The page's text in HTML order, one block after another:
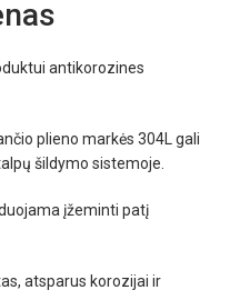
antikorozines
plieno markės 304L gali
šildymo sistemoje.
įžeminti patį
atsparus korozijai ir